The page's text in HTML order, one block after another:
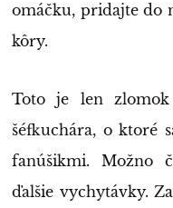
omáčku, pridajte do
kôry.
Toto je len zlomok
šéfkuchára, o ktoré
fanúšikmi. Možno
ďalšie vychytávky.